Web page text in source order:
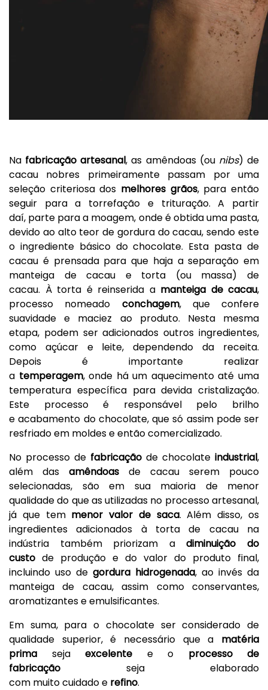
Na fabricação artesanal, as amêndoas (ou nibs) de
cacau nobres primeiramente passam por uma
seleção criteriosa dos melhores grãos, para então
seguir para a torrefação e trituração. A partir
daí, parte para a moagem, onde é obtida uma pasta,
devido ao alto teor de gordura do cacau, sendo este
o ingrediente básico do chocolate. Esta pasta de
cacau é prensada para que haja a separação em
manteiga de cacau e torta (ou massa) de
cacau. À torta é reinserida a manteiga de cacau,
processo nomeado conchagem, que confere
suavidade e maciez ao produto. Nesta mesma
etapa, podem ser adicionados outros ingredientes,
como açúcar e leite, dependendo da receita.
Depois é importante realizar
a temperagem, onde há um aquecimento até uma
temperatura específica para devida cristalização.
Este processo é responsável pelo brilho
e acabamento do chocolate, que só assim pode ser
resfriado em moldes e então comercializado.
No processo de fabricação de chocolate industrial,
além das amêndoas de cacau serem pouco
selecionadas, são em sua maioria de menor
qualidade do que as utilizadas no processo artesanal,
já que tem menorvalor de saca. Além disso, os
ingredientes adicionados à torta de cacau na
indústria também priorizam adiminuição do
custo de produção e do valor do produto final,
incluindo uso de gordura hidrogenada, ao invés da
manteiga de cacau, assim como conservantes,
aromatizantes e emulsificantes.
Em suma, para o chocolate ser considerado de
qualidade superior, é necessário que a matéria
prima seja excelente e o processo de
fabricação seja elaborado
com muito cuidado e refino.